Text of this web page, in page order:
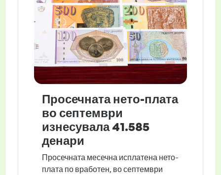
Просечната нето-плата
во септември
изнесувала 41.585
денари
Просечната месечна исплатена нето-
плата по вработен, во септември